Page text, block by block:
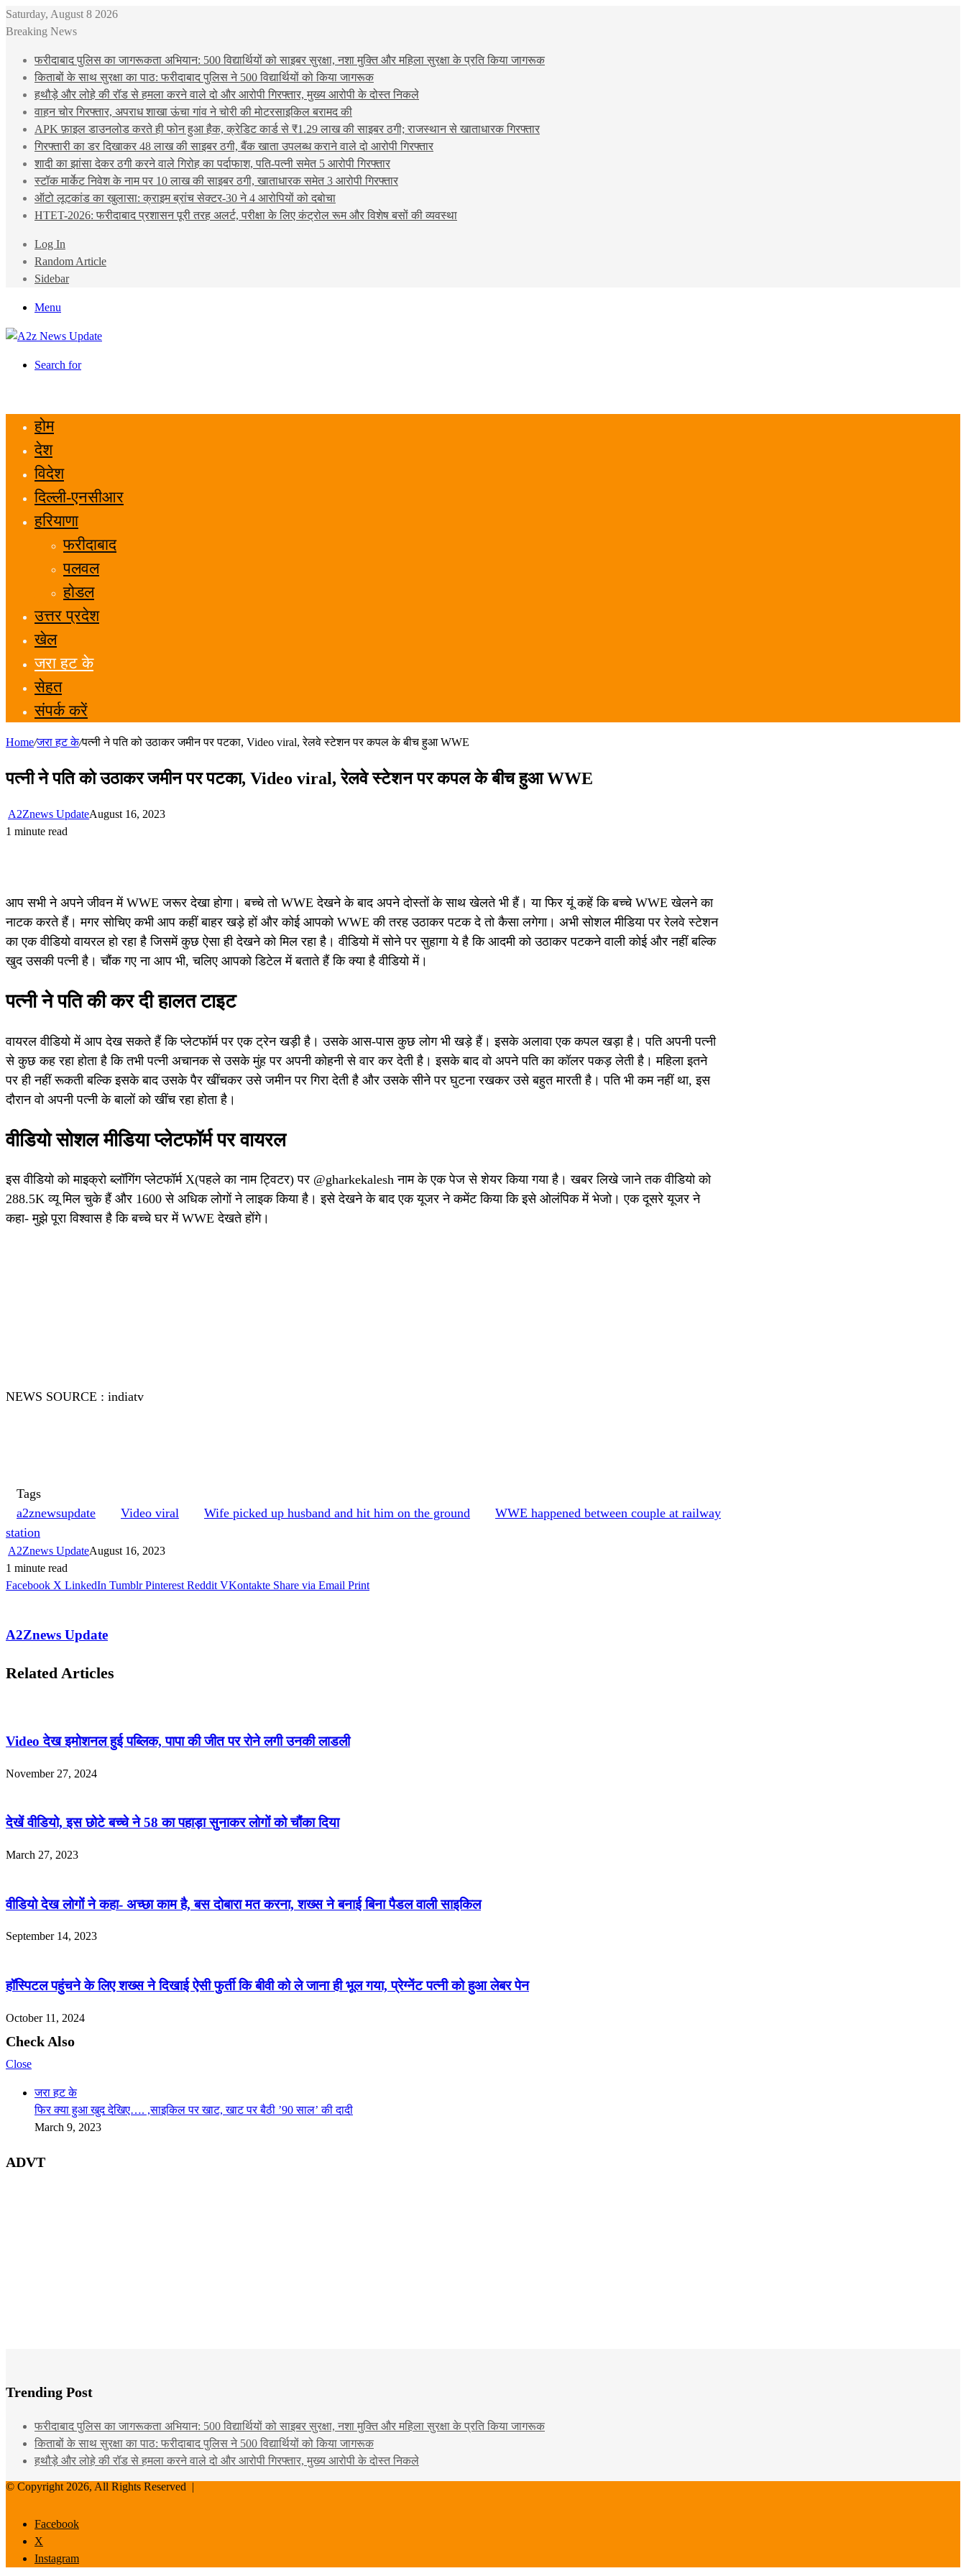
Saturday, August 8 2026
Breaking News
फरीदाबाद पुलिस का जागरूकता अभियान: 500 विद्यार्थियों को साइबर सुरक्षा, नशा मुक्ति और महिला सुरक्षा के प्रति किया जागरूक
किताबों के साथ सुरक्षा का पाठ: फरीदाबाद पुलिस ने 500 विद्यार्थियों को किया जागरूक
हथौड़े और लोहे की रॉड से हमला करने वाले दो और आरोपी गिरफ्तार, मुख्य आरोपी के दोस्त निकले
वाहन चोर गिरफ्तार, अपराध शाखा ऊंचा गांव ने चोरी की मोटरसाइकिल बरामद की
APK फ़ाइल डाउनलोड करते ही फोन हुआ हैक, क्रेडिट कार्ड से ₹1.29 लाख की साइबर ठगी; राजस्थान से खाताधारक गिरफ्तार
गिरफ्तारी का डर दिखाकर 48 लाख की साइबर ठगी, बैंक खाता उपलब्ध कराने वाले दो आरोपी गिरफ्तार
शादी का झांसा देकर ठगी करने वाले गिरोह का पर्दाफाश, पति-पत्नी समेत 5 आरोपी गिरफ्तार
स्टॉक मार्केट निवेश के नाम पर 10 लाख की साइबर ठगी, खाताधारक समेत 3 आरोपी गिरफ्तार
ऑटो लूटकांड का खुलासा: क्राइम ब्रांच सेक्टर-30 ने 4 आरोपियों को दबोचा
HTET-2026: फरीदाबाद प्रशासन पूरी तरह अलर्ट, परीक्षा के लिए कंट्रोल रूम और विशेष बसों की व्यवस्था
Log In
Random Article
Sidebar
Menu
Search for
होम
देश
विदेश
दिल्ली-एनसीआर
हरियाणा
फरीदाबाद
पलवल
होडल
उत्तर प्रदेश
खेल
जरा हट के
सेहत
संपर्क करें
Home/जरा हट के/पत्नी ने पति को उठाकर जमीन पर पटका, Video viral, रेलवे स्टेशन पर कपल के बीच हुआ WWE
पत्नी ने पति को उठाकर जमीन पर पटका, Video viral, रेलवे स्टेशन पर कपल के बीच हुआ WWE
A2Znews UpdateAugust 16, 2023
1 minute read
आप सभी ने अपने जीवन में WWE जरूर देखा होगा। बच्चे तो WWE देखने के बाद अपने दोस्तों के साथ खेलते भी हैं। या फिर यूं कहें कि बच्चे WWE खेलने का
नाटक करते हैं। मगर सोचिए कभी आप कहीं बाहर खड़े हों और कोई आपको WWE की तरह उठाकर पटक दे तो कैसा लगेगा। अभी सोशल मीडिया पर रेलवे स्टेशन
का एक वीडियो वायरल हो रहा है जिसमें कुछ ऐसा ही देखने को मिल रहा है। वीडियो में सोने पर सुहागा ये है कि आदमी को उठाकर पटकने वाली कोई और नहीं बल्कि
खुद उसकी पत्नी है। चौंक गए ना आप भी, चलिए आपको डिटेल में बताते हैं कि क्या है वीडियो में।
पत्नी ने पति की कर दी हालत टाइट
वायरल वीडियो में आप देख सकते हैं कि प्लेटफॉर्म पर एक ट्रेन खड़ी है। उसके आस-पास कुछ लोग भी खड़े हैं। इसके अलावा एक कपल खड़ा है। पति अपनी पत्नी
से कुछ कह रहा होता है कि तभी पत्नी अचानक से उसके मुंह पर अपनी कोहनी से वार कर देती है। इसके बाद वो अपने पति का कॉलर पकड़ लेती है। महिला इतने
पर ही नहीं रूकती बल्कि इसके बाद उसके पैर खींचकर उसे जमीन पर गिरा देती है और उसके सीने पर घुटना रखकर उसे बहुत मारती है। पति भी कम नहीं था, इस
दौरान वो अपनी पत्नी के बालों को खींच रहा होता है।
वीडियो सोशल मीडिया प्लेटफॉर्म पर वायरल
इस वीडियो को माइक्रो ब्लॉगिंग प्लेटफॉर्म X(पहले का नाम ट्विटर) पर @gharkekalesh नाम के एक पेज से शेयर किया गया है। खबर लिखे जाने तक वीडियो को
288.5K व्यू मिल चुके हैं और 1600 से अधिक लोगों ने लाइक किया है। इसे देखने के बाद एक यूजर ने कमेंट किया कि इसे ओलंपिक में भेजो। एक दूसरे यूजर ने
कहा- मुझे पूरा विश्वास है कि बच्चे घर में WWE देखते होंगे।
NEWS SOURCE : indiatv
Tags
a2znewsupdate
Video viral Wife picked up husband and hit him on the ground
WWE happened between couple at railway
station
A2Znews UpdateAugust 16, 2023
1 minute read
Facebook X LinkedIn Tumblr Pinterest Reddit VKontakte Share via Email Print
A2Znews Update
Related Articles
Video देख इमोशनल हुई पब्लिक, पापा की जीत पर रोने लगी उनकी लाडली
November 27, 2024
देखें वीडियो, इस छोटे बच्चे ने 58 का पहाड़ा सुनाकर लोगों को चौंका दिया
March 27, 2023
वीडियो देख लोगों ने कहा- अच्छा काम है, बस दोबारा मत करना, शख्स ने बनाई बिना पैडल वाली साइकिल
September 14, 2023
हॉस्पिटल पहुंचने के लिए शख्स ने दिखाई ऐसी फुर्ती कि बीवी को ले जाना ही भूल गया, प्रेग्नेंट पत्नी को हुआ लेबर पेन
October 11, 2024
Check Also
Close
जरा हट के
फिर क्या हुआ खुद देखिए…. ,साइकिल पर खाट, खाट पर बैठी ’90 साल’ की दादी
March 9, 2023
ADVT
Trending Post
फरीदाबाद पुलिस का जागरूकता अभियान: 500 विद्यार्थियों को साइबर सुरक्षा, नशा मुक्ति और महिला सुरक्षा के प्रति किया जागरूक
किताबों के साथ सुरक्षा का पाठ: फरीदाबाद पुलिस ने 500 विद्यार्थियों को किया जागरूक
हथौड़े और लोहे की रॉड से हमला करने वाले दो और आरोपी गिरफ्तार, मुख्य आरोपी के दोस्त निकले
© Copyright 2026, All Rights Reserved |
Facebook
X
Instagram